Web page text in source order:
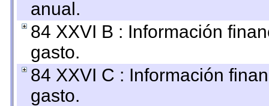
anual.
84 XXVI B : Información
gasto.
84 XXVI C : Información
gasto.